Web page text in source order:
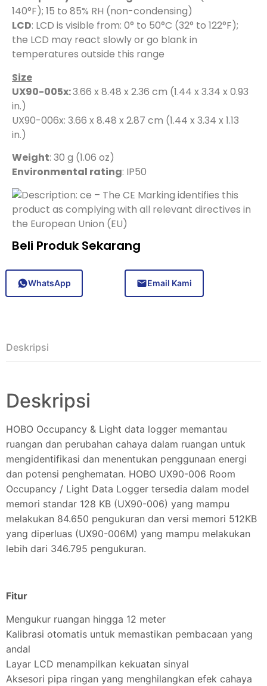
140°F); 15 to 85% RH (non-condensing)
LCD: LCD is visible from: 0° to 50°C (32° to 122°F);
the LCD may react slowly or go blank in
temperatures outside this range
Size
UX90-005x:3.66 x 8.48 x 2.36 cm (1.44 x 3.34 x 0.93
in.)
UX90-006x: 3.66 x 8.48 x 2.87 cm (1.44 x 3.34 x 1.13
in.)
Weight: 30 g (1.06 oz)
Environmental rating: IP50
– The CE Marking identifies this
product as complying with all relevant directives in
the European Union (EU)
Beli Produk Sekarang
WhatsApp Email Kami
Deskripsi
Deskripsi
HOBO Occupancy & Light data logger memantau
ruangan dan perubahan cahaya dalam ruangan untuk
mengidentifikasi dan menentukan penggunaan energi
dan potensi penghematan. HOBO UX90-006 Room
Occupancy / Light Data Logger tersedia dalam model
memori standar 128 KB (UX90-006) yang mampu
melakukan 84.650 pengukuran dan versi memori 512KB
yang diperluas (UX90-006M) yang mampu melakukan
lebih dari 346.795 pengukuran.
Fitur
Mengukur ruangan hingga 12 meter
Kalibrasi otomatis untuk memastikan pembacaan yang
andal
Layar LCD menampilkan kekuatan sinyal
Aksesori pipa ringan yang menghilangkan efek cahaya